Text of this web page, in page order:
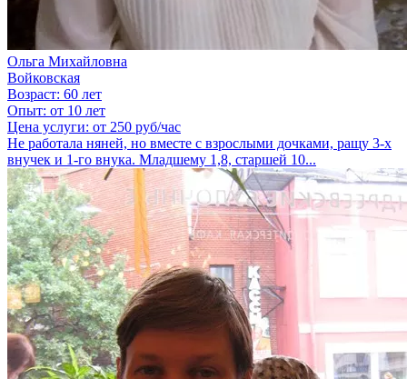
Ольга Михайловна
Войковская
Возраст: 60 лет
Опыт: от 10 лет
Цена услуги: от 250 руб/час
Не работала няней, но вместе с взрослыми дочками, ращу 3-х
внучек и 1-го внука. Младшему 1,8, старшей 10...